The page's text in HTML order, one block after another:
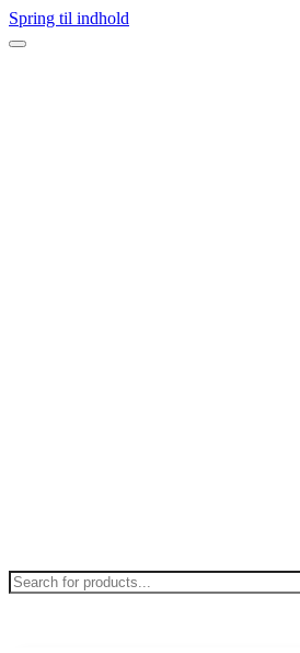
Spring til indhold
Navigation
Products
search